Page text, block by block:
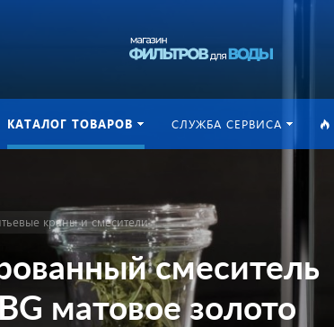
КАТАЛОГ ТОВАРОВ СЛУЖБА СЕРВИСА
краны и смесители
смеситель
матовое золото